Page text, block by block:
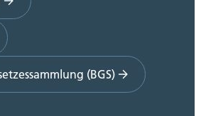
(BGS)